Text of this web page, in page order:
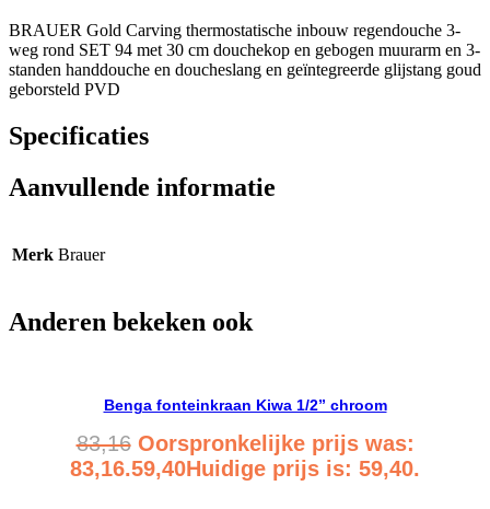
BRAUER Gold Carving thermostatische inbouw regendouche 3-
weg rond SET 94 met 30 cm douchekop en gebogen muurarm en 3-
standen handdouche en doucheslang en geïntegreerde glijstang goud
geborsteld PVD
Specificaties
Aanvullende informatie
Merk Brauer
Anderen bekeken ook
Benga fonteinkraan Kiwa 1/2” chroom
83,16 Oorspronkelijke prijs was:
83,16.59,40Huidige prijs is: 59,40.